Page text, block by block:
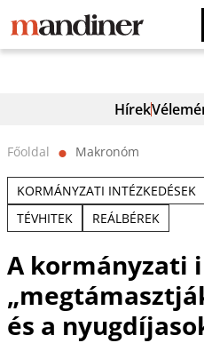
Hírek
Főoldal ⬤ Makronóm
KORMÁNYZATI INTÉZKEDÉSEK
TÉVHITEK
REÁLBÉREK
A kormányzati
és a